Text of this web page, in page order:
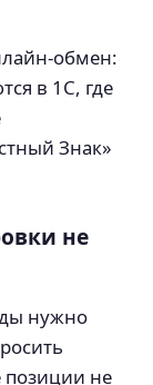
обмен:
в 1С, где
Знак»
не
нужно
позиции не